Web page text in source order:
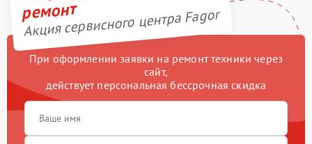
ремонт
Акция сервисного центра Fagor
При оформлении заявки на ремонт техники через
сайт,
действует персональная бессрочная скидка